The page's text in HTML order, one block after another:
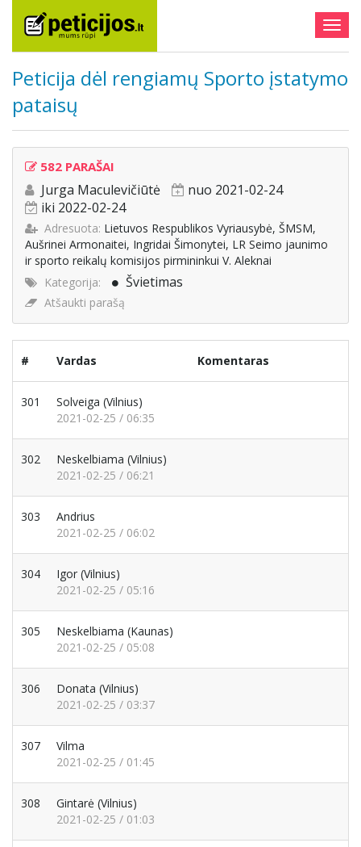
Peticija dėl rengiamų Sporto įstatymo
pataisų
582 PARAŠAI
Jurga Maculevičiūtė
nuo 2021-02-24
iki 2022-02-24
Adresuota: Lietuvos Respublikos Vyriausybė, ŠMSM,
Aušrinei Armonaitei, Ingridai Šimonytei, LR Seimo jaunimo
ir sporto reikalų komisijos pirmininkui V. Aleknai
Kategorija:
Švietimas
Atšaukti parašą
# Vardas Komentaras
301 Solveiga (Vilnius)
2021-02-25 / 06:35
302 Neskelbiama (Vilnius)
2021-02-25 / 06:21
303
Andrius
2021-02-25 / 06:02
304 Igor (Vilnius)
2021-02-25 / 05:16
305 Neskelbiama (Kaunas)
2021-02-25 / 05:08
306 Donata (Vilnius)
2021-02-25 / 03:37
307
Vilma
2021-02-25 / 01:45
308 Gintarė (Vilnius)
2021-02-25 / 01:03